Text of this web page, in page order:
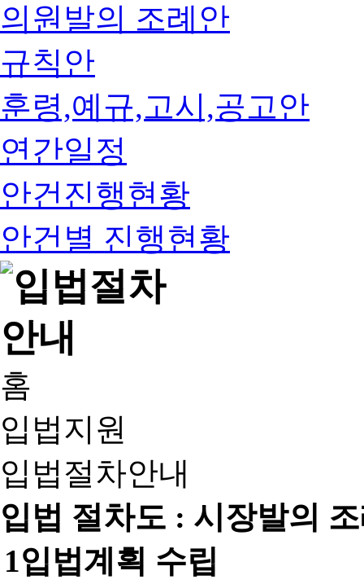
의원발의 조례안
규칙안
훈령,예규,고시,공고안
연간일정
안건진행현황
안건별 진행현황
홈
입법지원
입법절차안내
입법 절차도 : 시장발의
1입법계획 수립